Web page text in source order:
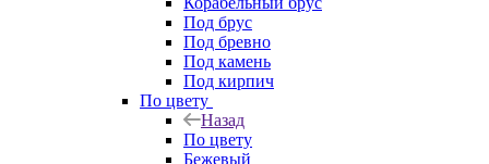
Под брус
Под бревно
Под камень
Под кирпич
По цвету
Назад
По цвету
Бежевый